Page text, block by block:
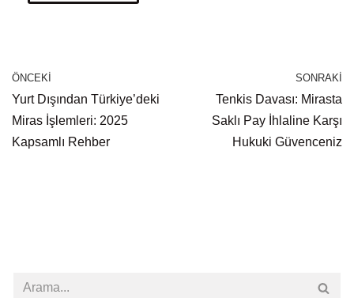
ÖNCEKI
Yurt Dışından Türkiye’deki
Miras İşlemleri: 2025
Kapsamlı Rehber
SONRAKI
Tenkis Davası: Mirasta
Saklı Pay İhlaline Karşı
Hukuki Güvenceniz